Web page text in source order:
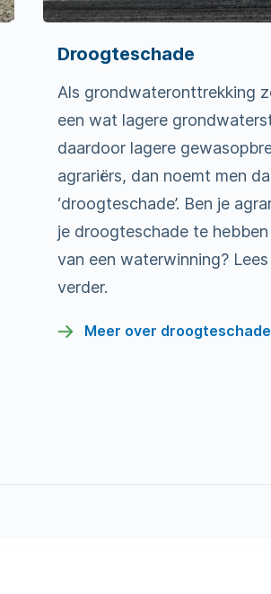
Droogteschade
Als grondwateronttrekking
een wat lagere
daardoor lagere
agrariërs, dan noemt men
‘droogteschade’. Ben je
je droogteschade te
van een waterwinning?
verder.
Meer over droogteschade